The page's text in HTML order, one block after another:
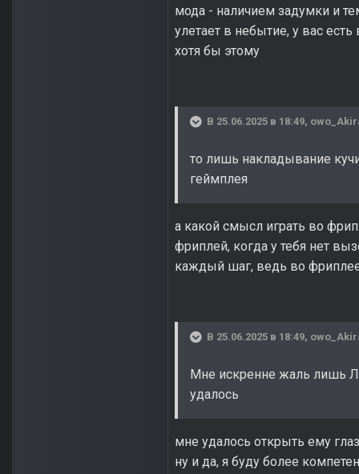
мода - наличием задумки и
улетает в небытие, у вас
хотя бы этому
В 25.06.2025 в 18:49,
то лишь накладывание
геймплея
а какой смысл играть во
фриплей, когда у тебя нет
каждый шаг, ведь во фриплее
В 25.06.2025 в 18:49,
Мне искренне жаль лишь
удалось
мне удалось открыть ему
ну и да, я буду более